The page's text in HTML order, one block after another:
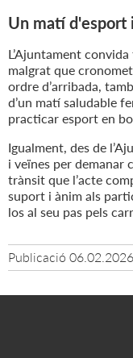
Un matí d'esport
L’Ajuntament
malgrat que
ordre d’arribada,
d’un matí saludable
practicar esport en
Igualment, des de
i veïnes per demanar
trànsit que l’acte
suport i ànim als
los al seu pas pels
Publicació 06.02.2026